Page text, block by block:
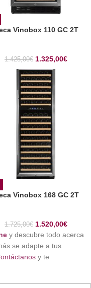
Vinobox 110 GC 2T
1.425,00€ 1.325,00€
Vinobox 168 GC 2T
1.725,00€ 1.520,00€
y descubre todo acerca
se adapte a tus
y te